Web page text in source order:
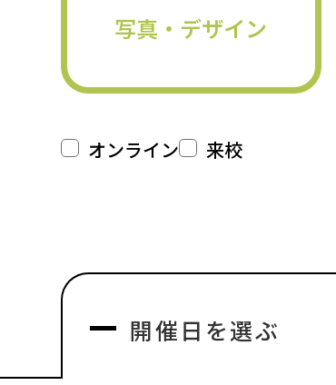
写真・デザイン
オンライン 来校
開催日を選ぶ